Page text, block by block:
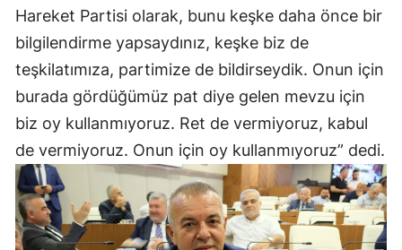
Hareket Partisi olarak, bunu keşke daha önce bir
bilgilendirme yapsaydınız, keşke biz de
teşkilatımıza, partimize de bildirseydik. Onun için
burada gördüğümüz pat diye gelen mevzu için
biz oy kullanmıyoruz. Ret de vermiyoruz, kabul
de vermiyoruz. Onun için oy kullanmıyoruz” dedi.